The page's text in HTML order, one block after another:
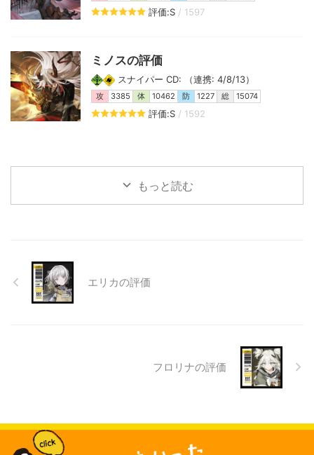
評価:S / 1597
ミノスの評価
スナイパー CD: （連携: 4/8/13）
攻 3385 体 10462 防 1227 総 15074
評価:S / 1592
もっと読む
エリカの評価
フロリナの評価